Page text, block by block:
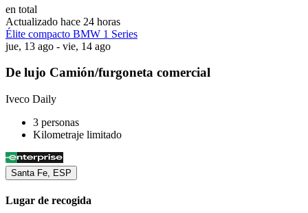
en total
Actualizado hace 24 horas
Élite compacto BMW 1 Series
jue, 13 ago - vie, 14 ago
De lujo Camión/furgoneta comercial
Iveco Daily
3 personas
Kilometraje limitado
Santa Fe, ESP
Lugar de recogida